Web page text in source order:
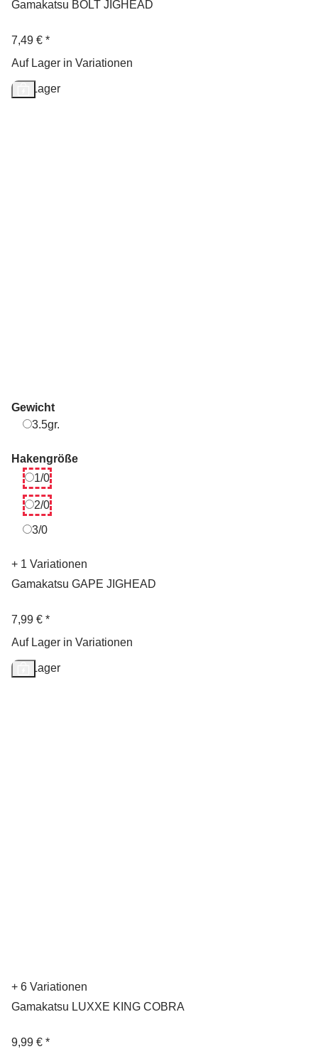
Gamakatsu BOLT JIGHEAD
7,49 € *
Auf Lager in Variationen
Auf Lager
Gewicht
3.5gr.
Hakengröße
1/01/0
2/02/0
3/03/0
+ 1 Variationen
Gamakatsu GAPE JIGHEAD
7,99 € *
Auf Lager in Variationen
Auf Lager
+ 6 Variationen
Gamakatsu LUXXE KING COBRA
9,99 € *